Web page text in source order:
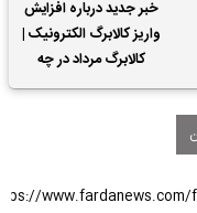
خبر جدید درباره افزایش
واریز کالابرگ الکترونیک |
کالابرگ مرداد در چه
تاریخی واریز خواهد شد؟